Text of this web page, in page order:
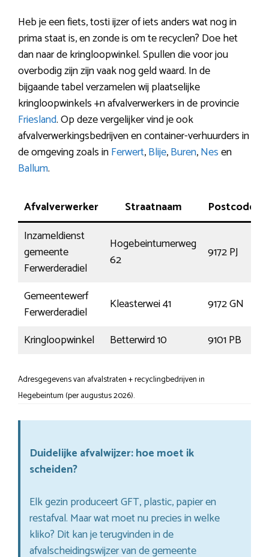
Heb je een fiets, tosti ijzer of iets anders wat nog in
prima staat is, en zonde is om te recyclen? Doe het
dan naar de kringloopwinkel. Spullen die voor jou
overbodig zijn zijn vaak nog geld waard. In de
bijgaande tabel verzamelen wij plaatselijke
kringloopwinkels +n afvalverwerkers in de provincie
Friesland. Op deze vergelijker vind je ook
afvalverwerkingsbedrijven en container-verhuurders in
de omgeving zoals inFerwert,Blije,Buren,Nesen
Ballum.
Afvalverwerker Straatnaam
Postcode
Inzameldienst
gemeente
Ferwerderadiel
Hogebeintumerweg
62
9172 PJ
Gemeentewerf
Ferwerderadiel
Kleasterwei 41 9172 GN
Kringloopwinkel
Betterwird 10 9101 PB
Adresgegevens van afvalstraten + recyclingbedrijven in
Hegebeintum (per augustus 2026).
Duidelijke afvalwijzer: hoe moet ik
scheiden?
Elk gezin produceert GFT, plastic, papier en
restafval. Maar wat moet nu precies in welke
kliko? Dit kan je terugvinden in de
afvalscheidingswijzer van de gemeente